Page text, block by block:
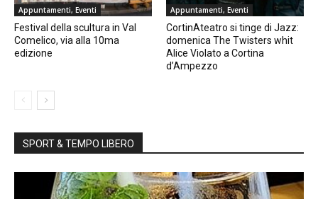
Appuntamenti, Eventi
Festival della scultura in Val
Comelico, via alla 10ma
edizione
Appuntamenti, Eventi
CortinAteatro si tinge di Jazz:
domenica The Twisters whit
Alice Violato a Cortina
d’Ampezzo
SPORT & TEMPO LIBERO